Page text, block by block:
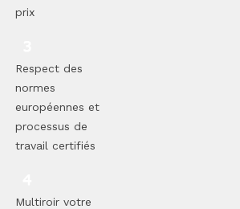
prix
Respect des
normes
européennes et
processus de
travail certifiés
Multiroir votre